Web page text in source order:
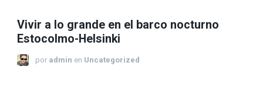
Vivir a lo grande en el barco nocturno
Estocolmo-Helsinki
por admin en Uncategorized